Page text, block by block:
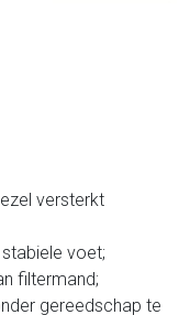
versterkt
voet;
filtermand;
gereedschap te